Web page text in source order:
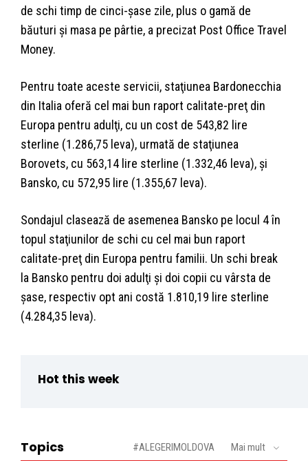
de schi timp de cinci-şase zile, plus o gamă de
băuturi şi masa pe pârtie, a precizat Post Office Travel
Money.
Pentru toate aceste servicii, staţiunea Bardonecchia
din Italia oferă cel mai bun raport calitate-preţ din
Europa pentru adulţi, cu un cost de 543,82 lire
sterline (1.286,75 leva), urmată de staţiunea
Borovets, cu 563,14 lire sterline (1.332,46 leva), şi
Bansko, cu 572,95 lire (1.355,67 leva).
Sondajul clasează de asemenea Bansko pe locul 4 în
topul staţiunilor de schi cu cel mai bun raport
calitate-preţ din Europa pentru familii. Un schi break
la Bansko pentru doi adulţi şi doi copii cu vârsta de
şase, respectiv opt ani costă 1.810,19 lire sterline
(4.284,35 leva).
Hot this week
Topics #ALEGERIMOLDOVA Mai mult